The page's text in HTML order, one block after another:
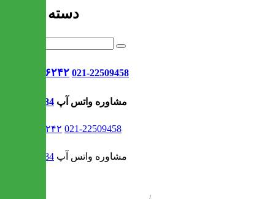
دسته بندی ها
021-۹۱۳۰۶۲۴۲ 021-22509458
09302308484 مشاوره واتس آپ
021-۹۱۳۰۶۲۴۲ 021-22509458
09302308484 مشاوره واتس آپ